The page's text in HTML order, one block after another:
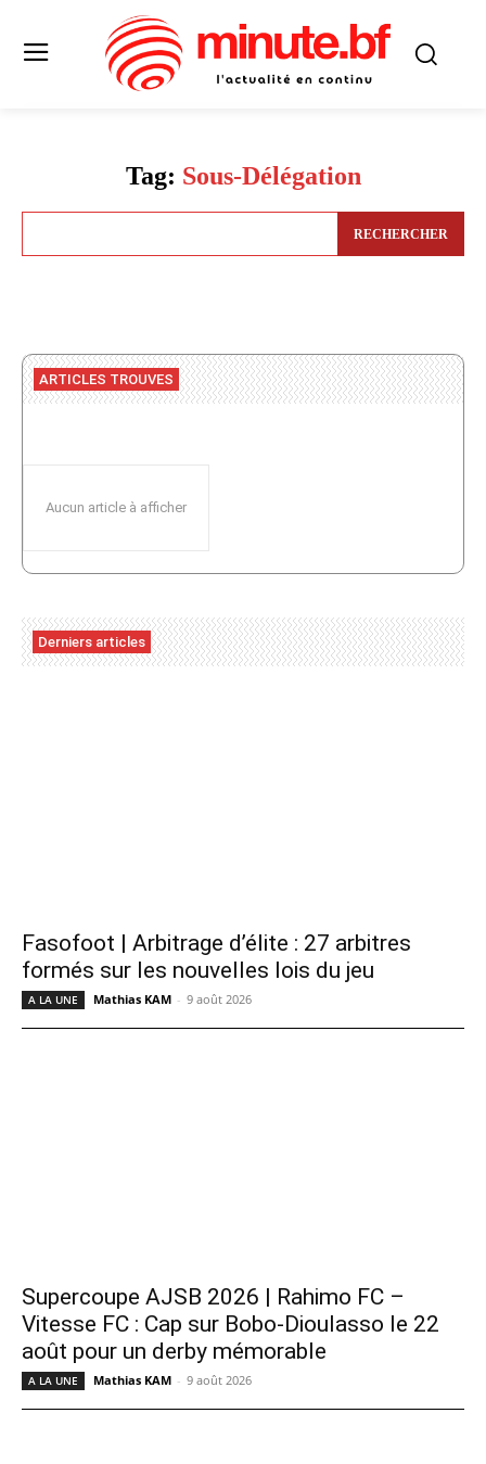
Tag: Sous-Délégation
RECHERCHER
ARTICLES TROUVES
Aucun article à afficher
Derniers articles
Fasofoot | Arbitrage d’élite : 27 arbitres
formés sur les nouvelles lois du jeu
A LA UNE Mathias KAM - 9 août 2026
Supercoupe AJSB 2026 | Rahimo FC –
Vitesse FC : Cap sur Bobo-Dioulasso le 22
août pour un derby mémorable
A LA UNE Mathias KAM - 9 août 2026